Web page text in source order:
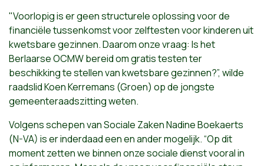
"Voorlopig is er geen structurele oplossing voor de
financiële tussenkomst voor zelftesten voor kinderen uit
kwetsbare gezinnen. Daarom onze vraag: Is het
Berlaarse OCMW bereid om gratis testen ter
beschikking te stellen van kwetsbare gezinnen?”, wilde
raadslid Koen Kerremans (Groen) op de jongste
gemeenteraadszitting weten.
Volgens schepen van Sociale Zaken Nadine Boekaerts
(N-VA) is er inderdaad een en ander mogelijk. “Op dit
moment zetten we binnen onze sociale dienst vooral in